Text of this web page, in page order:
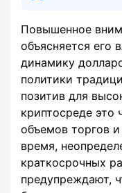
Повышенное
объясняется его
динамику
политики
позитив для
криптосреде это
объемов торгов
время,
краткосрочных
предупреждают,